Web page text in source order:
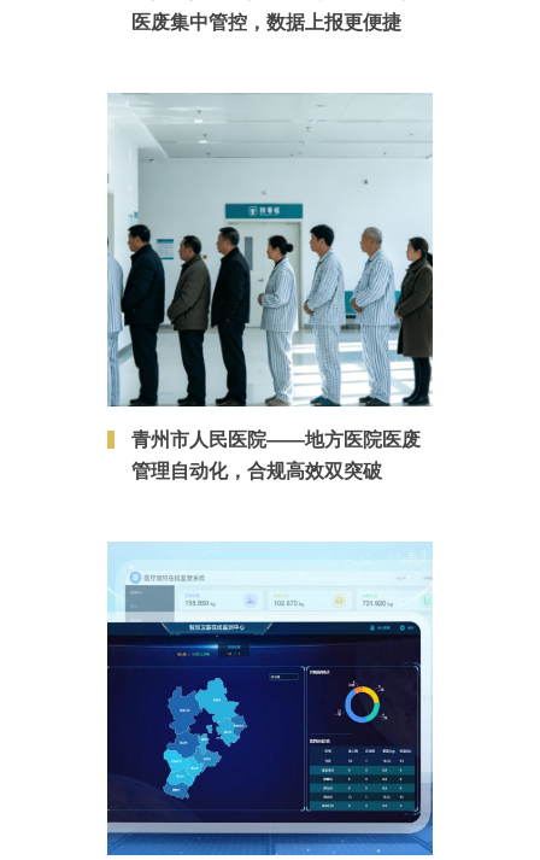
医废集中管控，数据上报更便捷
青州市人民医院——地方医院医废
管理自动化，合规高效双突破